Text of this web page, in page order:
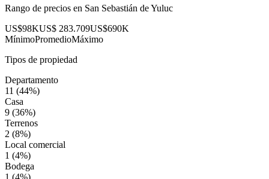
Rango de precios en San Sebastián de Yuluc
US$98KUS$ 283.709US$690K
MínimoPromedioMáximo
Tipos de propiedad
Departamento
11 (44%)
Casa
9 (36%)
Terrenos
2 (8%)
Local comercial
1 (4%)
Bodega
1 (4%)